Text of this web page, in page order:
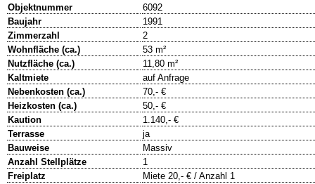
Objektnummer
6092
Baujahr
1991
Zimmerzahl
2
Wohnfläche (ca.)
53 m²
Nutzfläche (ca.)
11,80 m²
Kaltmiete
auf Anfrage
Nebenkosten (ca.)
70,- €
Heizkosten (ca.)
50,- €
Kaution
1.140,- €
Terrasse
ja
Bauweise
Massiv
Anzahl Stellplätze
1
Freiplatz
Miete 20,- € / Anzahl 1